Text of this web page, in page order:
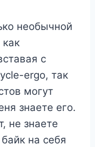
необычной
с
ergo, так
могут
знаете его.
не знаете
на себя